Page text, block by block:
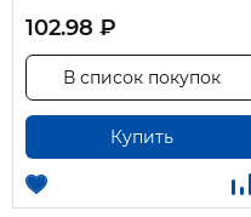
102.98 ₽
Купить
В список покупок